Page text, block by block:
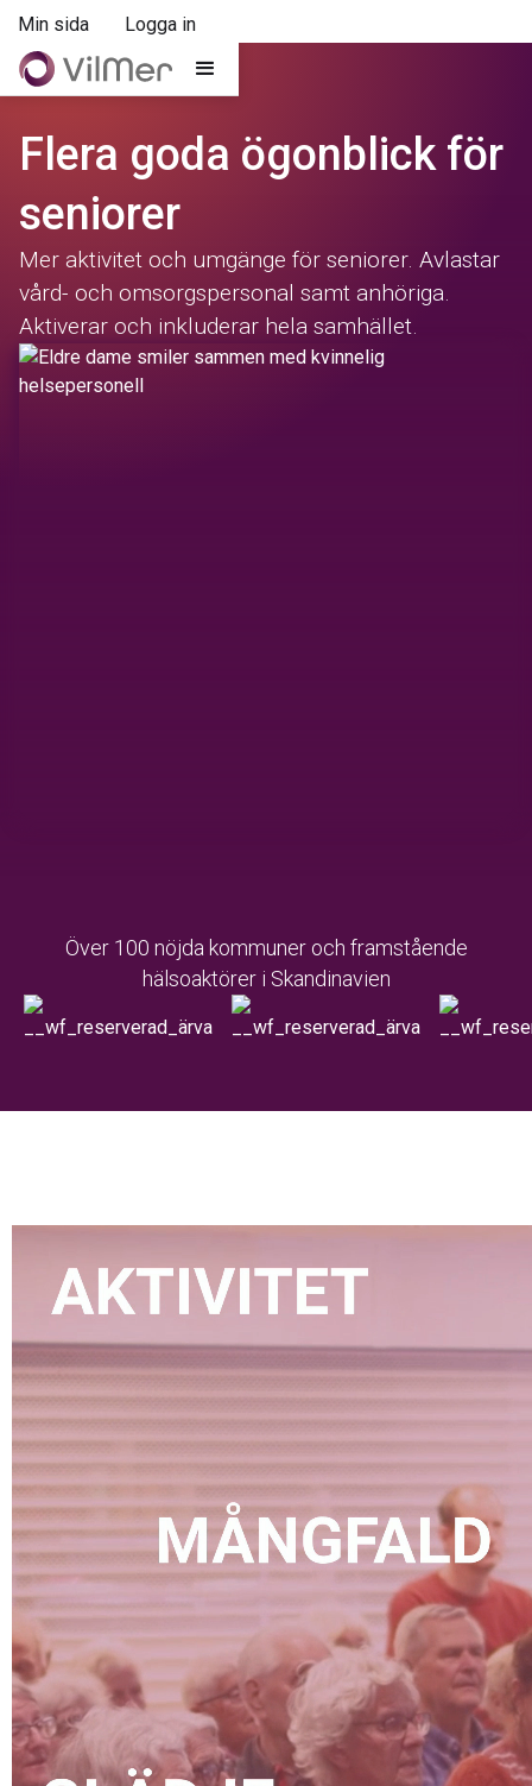
Min sida Logga in
Flera goda ögonblick för
seniorer
Mer aktivitet och umgänge för seniorer. Avlastar
vård- och omsorgspersonal samt anhöriga.
Aktiverar och inkluderar hela samhället.
Över 100 nöjda kommuner och framstående
hälsoaktörer i Skandinavien